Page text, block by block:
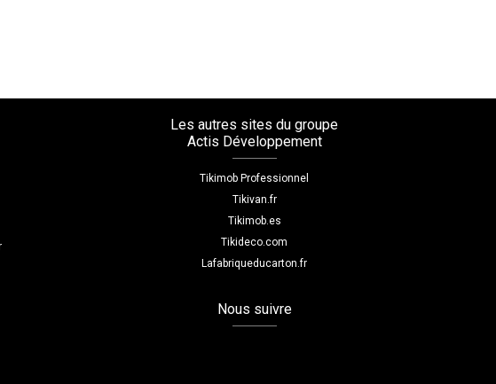
Les autres sites du groupe
Actis Développement
Tikimob Professionnel
Tikivan.fr
Tikimob.es
Tikideco.com
Lafabriqueducarton.fr
Nous suivre